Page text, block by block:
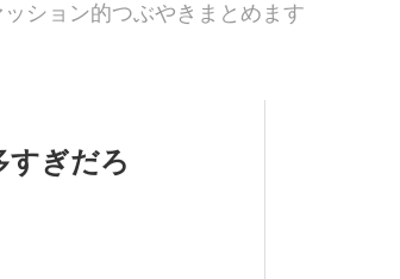
ッション的つぶやきまとめます
すぎだろ